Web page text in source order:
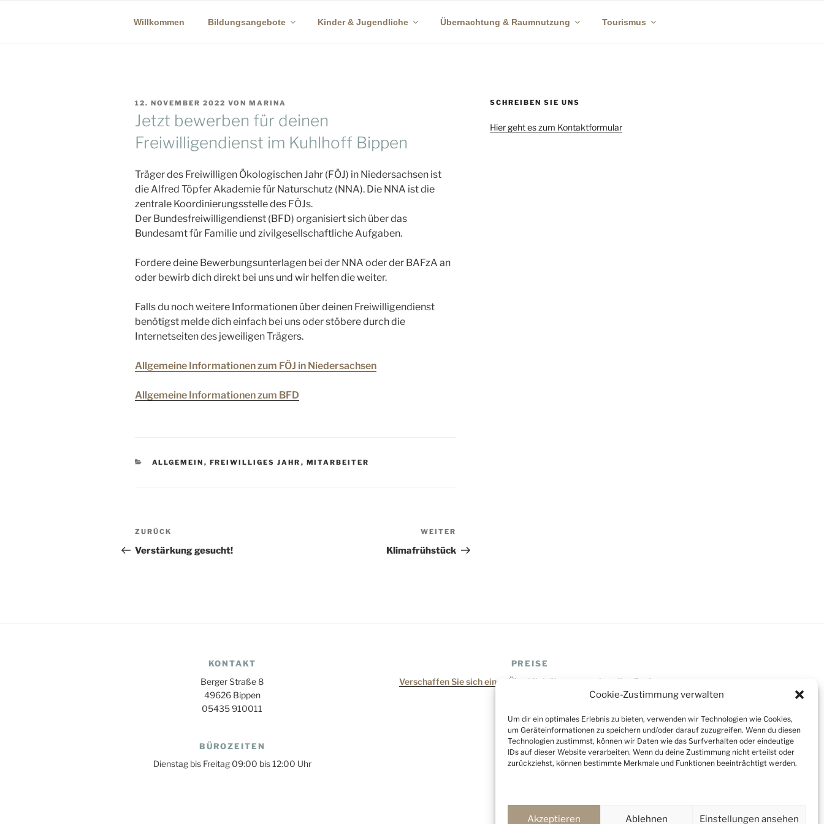
Cookie-Zustimmung verwalten
Um dir ein optimales Erlebnis zu bieten, verwenden wir Technologien wie Cookies,
um Geräteinformationen zu speichern und/oder darauf zuzugreifen. Wenn du diesen
Technologien zustimmst, können wir Daten wie das Surfverhalten oder eindeutige
IDs auf dieser Website verarbeiten. Wenn du deine Zustimmung nicht erteilst oder
zurückziehst, können bestimmte Merkmale und Funktionen beeinträchtigt werden.
Akzeptieren Ablehnen Einstellungen ansehen
Willkommen Bildungsangebote Kinder & Jugendliche Übernachtung & Raumnutzung Tourismus
VERÖFFENTLICHT
AM
12. NOVEMBER 2022 VON MARINA
Jetzt bewerben für deinen
Freiwilligendienst im Kuhlhoff Bippen
Träger des Freiwilligen Ökologischen Jahr (FÖJ) in Niedersachsen ist
die Alfred Töpfer Akademie für Naturschutz (NNA). Die NNA ist die
zentrale Koordinierungsstelle des FÖJs.
Der Bundesfreiwilligendienst (BFD) organisiert sich über das
Bundesamt für Familie und zivilgesellschaftliche Aufgaben.
Fordere deine Bewerbungsunterlagen bei der NNA oder der BAFzA an
oder bewirb dich direkt bei uns und wir helfen die weiter.
Falls du noch weitere Informationen über deinen Freiwilligendienst
benötigst melde dich einfach bei uns oder stöbere durch die
Internetseiten des jeweiligen Trägers.
Allgemeine Informationen zum FÖJ in Niedersachsen
Allgemeine Informationen zum BFD
KATEGORIEN
ALLGEMEIN , FREIWILLIGES JAHR , MITARBEITER
Beitragsnavigation
Vorheriger
Beitrag
ZURÜCK
Verstärkung gesucht!
Beitrag
WEITER
Klimafrühstück
SCHREIBEN SIE UNS
Hier geht es zum Kontaktformular
KONTAKT
Berger Straße 8
49626 Bippen
05435 910011
BÜROZEITEN
Dienstag bis Freitag 09:00 bis 12:00 Uhr
PREISE
Verschaffen Sie sich einen Überblick über unser aktuellen Preise